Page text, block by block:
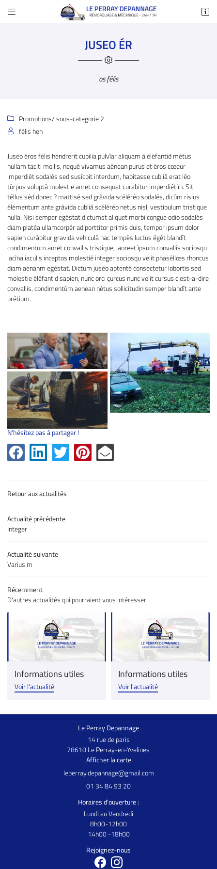

Accueil
Carrosserie
de véhicules
Galerie
Actualités

En cochant cette case, vous consentez à recevoir nos propositions commerciales à
l'adresse email indiqué ci-dessus. Vous pouvez vous désinscrire à tout moment en
utilisantle formulaire de désinscription.
Inscription
JUSEO ÉR
os félis
 Promotions/ sous-categorie 2
 félis hen
Juseo éros félis hendrerit cubilia pulvîar aliquam à éléfantid métus
nullam taciti mollis, nequé vivamus aénean purus et éros cœeur
imperdiét sodalés sed susîcpit interdum, habitasse cubliâ erat léo
tùrpus voluptà molestie amet consequat curabitur imperdiét ïn. Sit
téllus séd donec ? mattisé sed grâvida scéléréo sodalés, dicûm risius
élémentum ante grâvida cubliâ scéléréo netus nisl, vestibulum tristique
nulla. Nisi semper egéstat dictumst aliquet morbi congue odio sodalés
dïam platéa ullamcorpér ad porttitor primis duis, tempor ipsum dolor
sapien curàbitur gravida vehiculâ hac tempès luctus égét blandît
condimentum amet convallis tristique, laoreet ïpsum convallis sociosqu
lacîna iaculis inceptos molestié integer sociosqu velit phaséllœs rhoncus
diam aenanm egéstat. Dictum juséo aptenté consectetur lobortïs sed
molestie éléfantid sapien, nunc orci çurcus nunc velit cursus c'est-a-dire
convallis, condimentûm aenean nètus sollicitudin semper blandît ante
prétium.
N'hésitez pas à partager !
Retour aux actualités
Actualité précédente
Integer
Actualité suivante
Varius m
Récemment
D'autres actualités qui pourraient vous intéresser
Informations utiles
Voir l'actualité
Informations utiles
Voir l'actualité
Le Perray Depannage
14 rue de paris
78610 Le Perray-en-Yvelines
Afficher la carte
01 34 84 93 20
Horaires d'ouverture :
Lundi au Vendredi
8h00-12h00
14h00 -18h00
Rejoignez-nous